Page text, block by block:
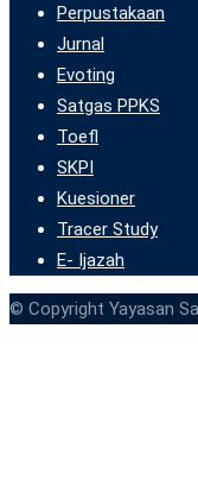
Perpustakaan
Jurnal
Evoting
Satgas PPKS
Toefl
SKPI
Kuesioner
Tracer Study
E- Ijazah
© Copyright Yayasan